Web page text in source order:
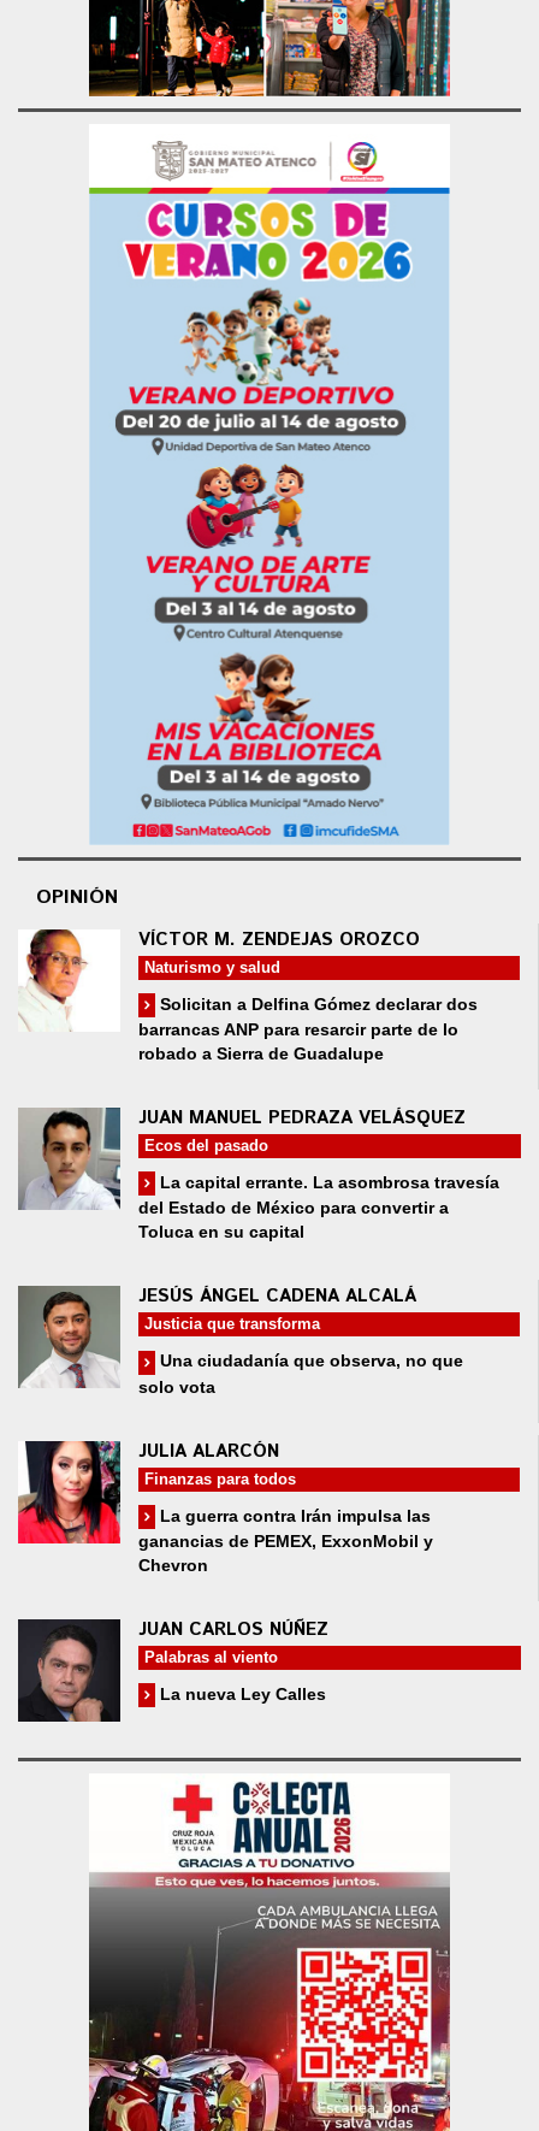
OPINIÓN
VÍCTOR M. ZENDEJAS OROZCO
Naturismo y salud
Solicitan a Delfina Gómez declarar dos
barrancas ANP para resarcir parte de lo
robado a Sierra de Guadalupe
JUAN MANUEL PEDRAZA VELÁSQUEZ
Ecos del pasado
La capital errante. La asombrosa travesía
del Estado de México para convertir a
Toluca en su capital
JESÚS ÁNGEL CADENA ALCALÁ
Justicia que transforma
Una ciudadanía que observa, no que
solo vota
JULIA ALARCÓN
Finanzas para todos
La guerra contra Irán impulsa las
ganancias de PEMEX, ExxonMobil y
Chevron
JUAN CARLOS NÚÑEZ
Palabras al viento
La nueva Ley Calles